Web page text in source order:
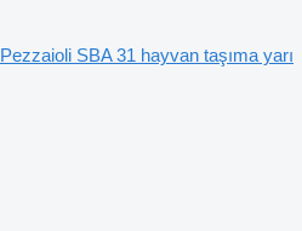
Pezzaioli SBA 31 hayvan taşıma yarı